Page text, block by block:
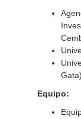
Gata)
Equipo: